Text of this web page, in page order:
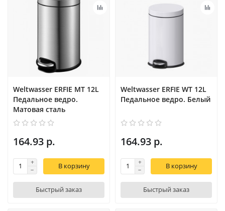
Weltwasser ERFIE MT 12L
Педальное ведро.
Матовая сталь
164.93 р.
В корзину
Быстрый заказ
Weltwasser ERFIE WT 12L
Педальное ведро. Белый
164.93 р.
В корзину
Быстрый заказ